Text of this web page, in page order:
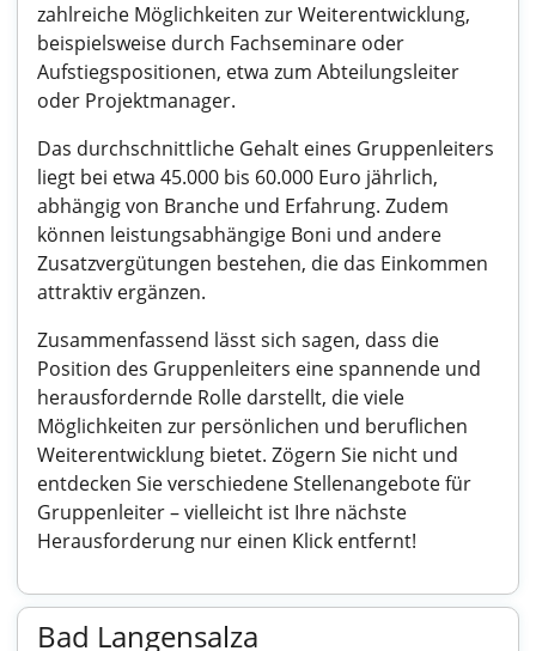
zahlreiche Möglichkeiten zur Weiterentwicklung,
beispielsweise durch Fachseminare oder
Aufstiegspositionen, etwa zum Abteilungsleiter
oder Projektmanager.
Das durchschnittliche Gehalt eines Gruppenleiters
liegt bei etwa 45.000 bis 60.000 Euro jährlich,
abhängig von Branche und Erfahrung. Zudem
können leistungsabhängige Boni und andere
Zusatzvergütungen bestehen, die das Einkommen
attraktiv ergänzen.
Zusammenfassend lässt sich sagen, dass die
Position des Gruppenleiters eine spannende und
herausfordernde Rolle darstellt, die viele
Möglichkeiten zur persönlichen und beruflichen
Weiterentwicklung bietet. Zögern Sie nicht und
entdecken Sie verschiedene Stellenangebote für
Gruppenleiter – vielleicht ist Ihre nächste
Herausforderung nur einen Klick entfernt!
Bad Langensalza